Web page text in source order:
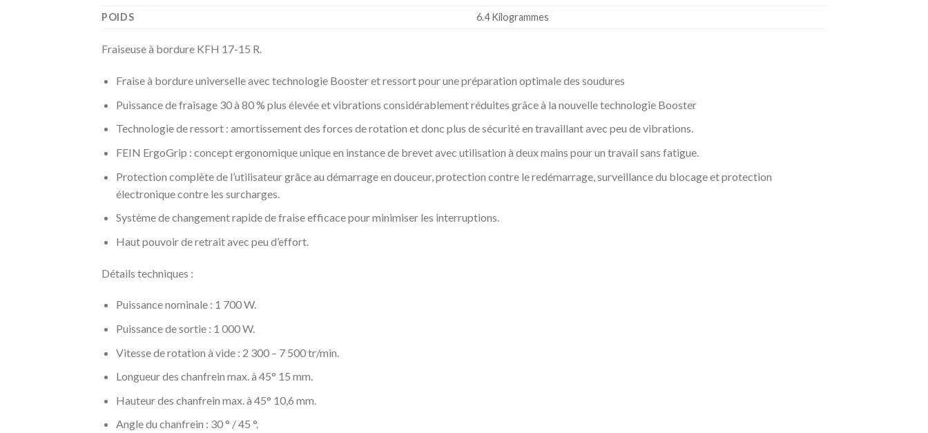
POIDS
‎6.4 Kilogrammes
Fraiseuse à bordure KFH 17-15 R.
Fraise à bordure universelle avec technologie Booster et ressort pour une préparation optimale des soudures
Puissance de fraisage 30 à 80 % plus élevée et vibrations considérablement réduites grâce à la nouvelle technologie Booster
Technologie de ressort : amortissement des forces de rotation et donc plus de sécurité en travaillant avec peu de vibrations.
FEIN ErgoGrip : concept ergonomique unique en instance de brevet avec utilisation à deux mains pour un travail sans fatigue.
Protection complète de l’utilisateur grâce au démarrage en douceur, protection contre le redémarrage, surveillance du blocage et protection
électronique contre les surcharges.
Système de changement rapide de fraise efficace pour minimiser les interruptions.
Haut pouvoir de retrait avec peu d’effort.
Détails techniques :
Puissance nominale : 1 700 W.
Puissance de sortie : 1 000 W.
Vitesse de rotation à vide : 2 300 – 7 500 tr/min.
Longueur des chanfrein max. à 45° 15 mm.
Hauteur des chanfrein max. à 45° 10,6 mm.
Angle du chanfrein : 30 ° / 45 °.